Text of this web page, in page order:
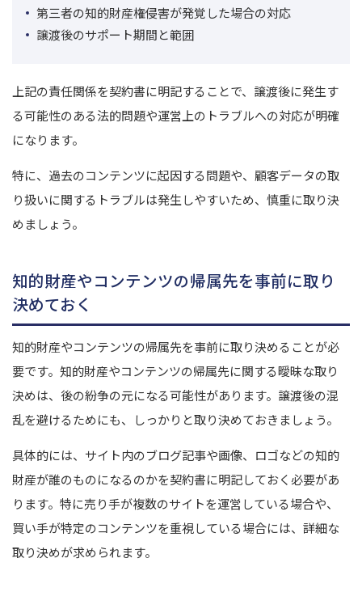
第三者の知的財産権侵害が発覚した場合の対応
譲渡後のサポート期間と範囲
上記の責任関係を契約書に明記することで、譲渡後に発生す
る可能性のある法的問題や運営上のトラブルへの対応が明確
になります。
特に、過去のコンテンツに起因する問題や、顧客データの取
り扱いに関するトラブルは発生しやすいため、慎重に取り決
めましょう。
知的財産やコンテンツの帰属先を事前に取り
決めておく
知的財産やコンテンツの帰属先を事前に取り決めることが必
要です。知的財産やコンテンツの帰属先に関する曖昧な取り
決めは、後の紛争の元になる可能性があります。 譲渡後の混
乱を避けるためにも、しっかりと取り決めておきましょう。
具体的には、サイト内のブログ記事や画像、ロゴなどの知的
財産が誰のものになるのかを契約書に明記しておく必要があ
ります。特に売り手が複数のサイトを運営している場合や、
買い手が特定のコンテンツを重視している場合には、詳細な
取り決めが求められます。